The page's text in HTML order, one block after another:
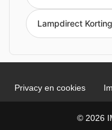
Lampdirect
Privacy en cookies
© 2026